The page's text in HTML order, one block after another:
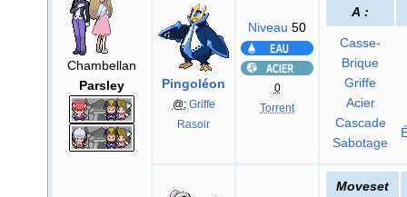
Chambellan
Parsley
Pingoléon
@: Griffe
Rasoir
Niveau 50
0
Torrent
A :
Casse-
Brique
Griffe
Acier
Cascade
Sabotage
Moveset